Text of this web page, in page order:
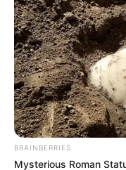
BRAINBERRIES
Mysterious Roman